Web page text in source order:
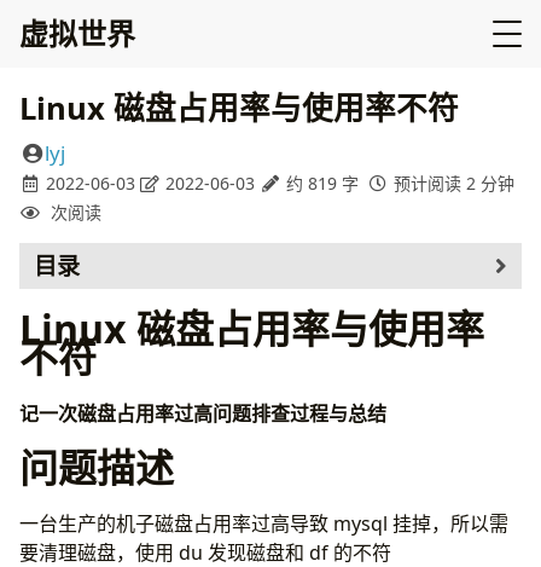
虚拟世界
Linux 磁盘占用率与使用率不符
lyj
2022-06-03 2022-06-03 约 819 字
预计阅读 2 分钟
次阅读
目录
Linux 磁盘占用率与使用率
不符
记一次磁盘占用率过高问题排查过程与总结
问题描述
一台生产的机子磁盘占用率过高导致 mysql 挂掉，所以需
要清理磁盘，使用 du 发现磁盘和 df 的不符